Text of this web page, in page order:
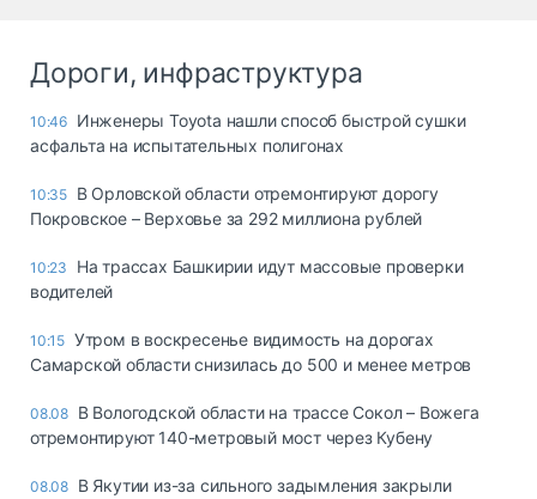
Дороги, инфраструктура
10:46 Инженеры Toyota нашли способ быстрой сушки
асфальта на испытательных полигонах
10:35 В Орловской области отремонтируют дорогу
Покровское – Верховье за 292 миллиона рублей
10:23
На трассах Башкирии идут массовые проверки
водителей
10:15 Утром в воскресенье видимость на дорогах
Самарской области снизилась до 500 и менее метров
08.08 В Вологодской области на трассе Сокол – Вожега
отремонтируют 140-метровый мост через Кубену
08.08 В Якутии из-за сильного задымления закрыли